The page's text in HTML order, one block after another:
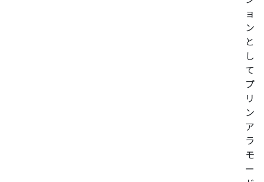
ョ
ン
と
し
て
プ
リ
ン
ア
ラ
モ
ー